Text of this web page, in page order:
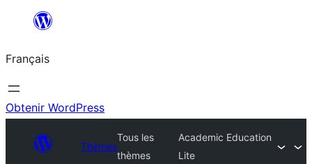
contenu
Français
Obtenir WordPress
Thèmes
Tous les
thèmes
Academic Education
Lite